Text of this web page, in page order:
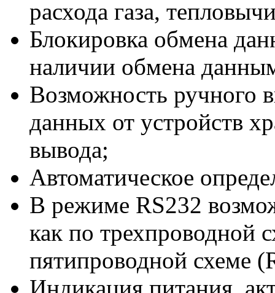
расхода газа,
Блокировка обмена
наличии обмена
Возможность ручного
данных от устройств
вывода;
Автоматическое
В режиме RS232
как по трехпроводной
пятипроводной схеме
Индикация питания,